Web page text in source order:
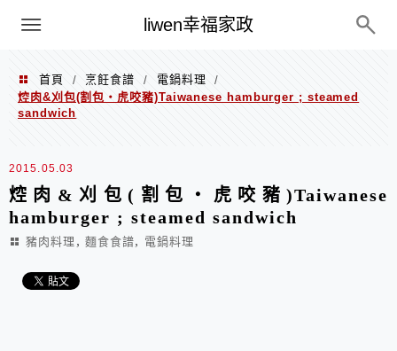
liwen幸福家政
menu
首頁 / 烹飪食譜 / 電鍋料理
/
焢肉&刈包(割包‧虎咬豬)Taiwanese hamburger ; steamed
sandwich
2015.05.03
焢肉&刈包(割包‧虎咬豬)Taiwanese
hamburger ; steamed sandwich
豬肉料理 , 麵食食譜, 電鍋料理